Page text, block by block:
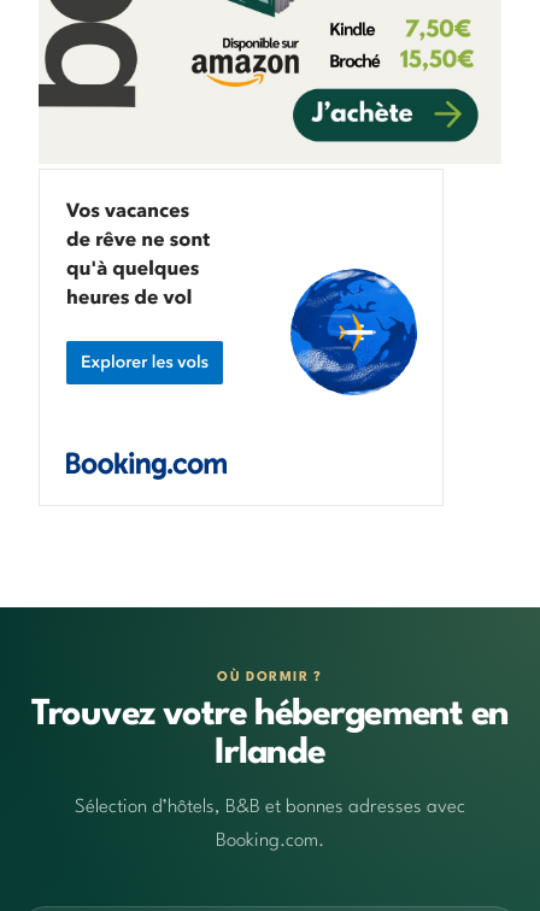
OÙ DORMIR ?
Trouvez votre hébergement en
Irlande
Sélection d’hôtels, B&B et bonnes adresses avec
Booking.com.